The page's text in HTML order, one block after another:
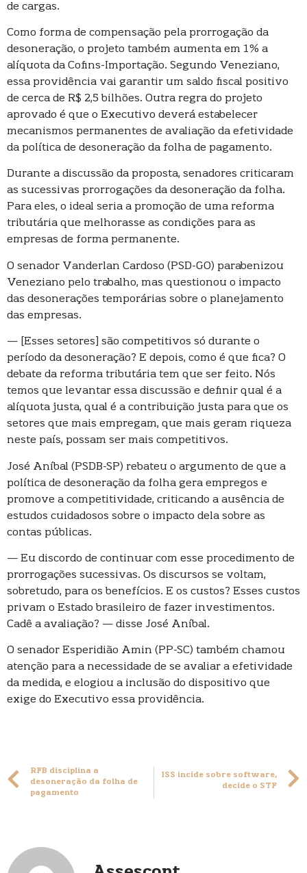
de cargas.
Como forma de compensação pela prorrogação da
desoneração, o projeto também aumenta em 1% a
alíquota da Cofins-Importação. Segundo Veneziano,
essa providência vai garantir um saldo fiscal positivo
de cerca de R$ 2,5 bilhões. Outra regra do projeto
aprovado é que o Executivo deverá estabelecer
mecanismos permanentes de avaliação da efetividade
da política de desoneração da folha de pagamento.
Durante a discussão da proposta, senadores criticaram
as sucessivas prorrogações da desoneração da folha.
Para eles, o ideal seria a promoção de uma reforma
tributária que melhorasse as condições para as
empresas de forma permanente.
O senador Vanderlan Cardoso (PSD-GO) parabenizou
Veneziano pelo trabalho, mas questionou o impacto
das desonerações temporárias sobre o planejamento
das empresas.
— [Esses setores] são competitivos só durante o
período da desoneração? E depois, como é que fica? O
debate da reforma tributária tem que ser feito. Nós
temos que levantar essa discussão e definir qual é a
alíquota justa, qual é a contribuição justa para que os
setores que mais empregam, que mais geram riqueza
neste país, possam ser mais competitivos.
José Aníbal (PSDB-SP) rebateu o argumento de que a
política de desoneração da folha gera empregos e
promove a competitividade, criticando a ausência de
estudos cuidadosos sobre o impacto dela sobre as
contas públicas.
— Eu discordo de continuar com esse procedimento de
prorrogações sucessivas. Os discursos se voltam,
sobretudo, para os benefícios. E os custos? Esses custos
privam o Estado brasileiro de fazer investimentos.
Cadê a avaliação? — disse José Aníbal.
O senador Esperidião Amin (PP-SC) também chamou
atenção para a necessidade de se avaliar a efetividade
da medida, e elogiou a inclusão do dispositivo que
exige do Executivo essa providência.
RFB disciplina a
desoneração da folha de
pagamento
ISS incide sobre software,
decide o STF